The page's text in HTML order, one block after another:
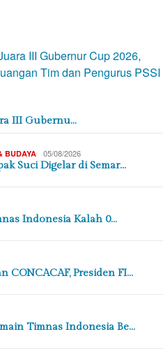
III Gubernu…
BUDAYA 05/08/2026
Suci Digelar di Semar…
Indonesia Kalah 0…
CONCACAF, Presiden FI…
Timnas Indonesia Be…